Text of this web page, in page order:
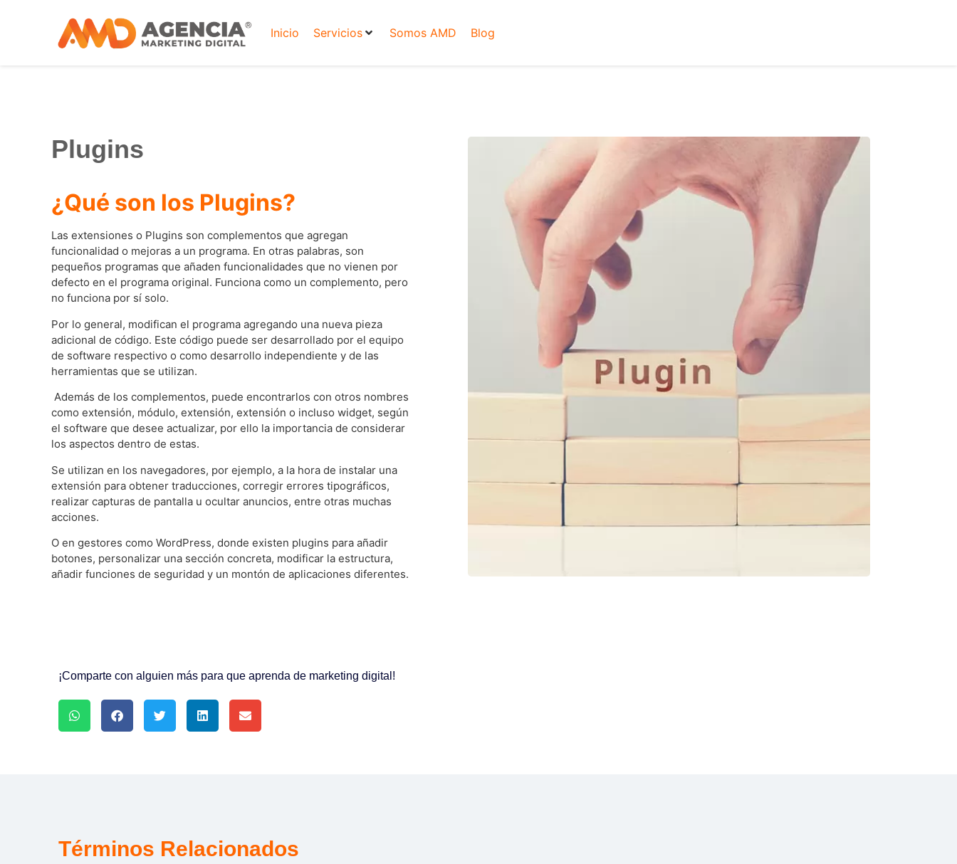
Inicio Servicios Somos AMD Blog
Plugins
¿Qué son los Plugins?
Las extensiones o Plugins son complementos que agregan
funcionalidad o mejoras a un programa. En otras palabras, son
pequeños programas que añaden funcionalidades que no vienen por
defecto en el programa original. Funciona como un complemento, pero
no funciona por sí solo.
Por lo general, modifican el programa agregando una nueva pieza
adicional de código. Este código puede ser desarrollado por el equipo
de software respectivo o como desarrollo independiente y de las
herramientas que se utilizan.
Además de los complementos, puede encontrarlos con otros nombres
como extensión, módulo, extensión, extensión o incluso widget, según
el software que desee actualizar, por ello la importancia de considerar
los aspectos dentro de estas.
Se utilizan en los navegadores, por ejemplo, a la hora de instalar una
extensión para obtener traducciones, corregir errores tipográficos,
realizar capturas de pantalla u ocultar anuncios, entre otras muchas
acciones.
O en gestores como WordPress, donde existen plugins para añadir
botones, personalizar una sección concreta, modificar la estructura,
añadir funciones de seguridad y un montón de aplicaciones diferentes.
¡Comparte con alguien más para que aprenda de marketing digital!
Términos Relacionados